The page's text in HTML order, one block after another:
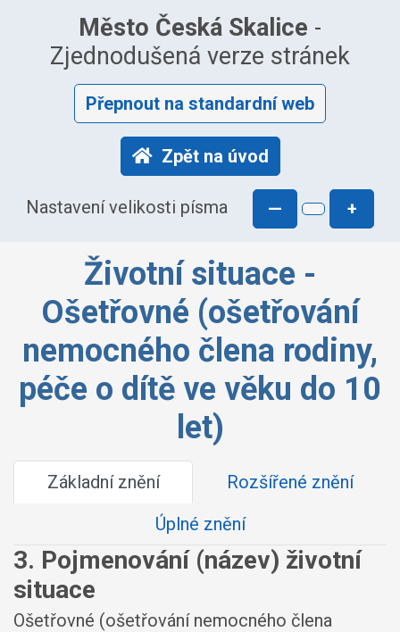
Město Česká Skalice -
Zjednodušená verze stránek
Přepnout na standardní web
Zpět na úvod
Nastavení velikosti písma — +
Životní situace -
Ošetřovné (ošetřování
nemocného člena rodiny,
péče o dítě ve věku do 10
let)
Základní znění
Rozšířené znění
Úplné znění
3. Pojmenování (název) životní
situace
Ošetřovné (ošetřování nemocného člena